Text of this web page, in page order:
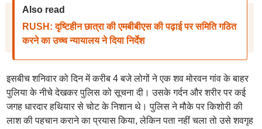
Also read
RUSH: दृष्टिहीन छात्रा की एमबीबीएस की पढ़ाई पर समिति गठित
करने का उच्च न्यायालय ने दिया निर्देश
इसबीच शनिवार को दिन में करीब 4 बजे लोगों ने एक शव मोरवन गांव के बाहर
पुलिया के नीचे देखकर पुलिस को सूचना दी। उसके गर्दन और शरीर पर कई
जगह धारदार हथियार से चोट के निशान थे। पुलिस ने मौके पर किशोरी की
लाश की पहचान कराने का प्रयास किया, लेकिन पता नहीं चला तो उसे शवगृह